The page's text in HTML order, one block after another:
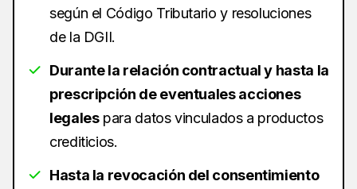
según el Código Tributario y resoluciones
de la DGII.
Durante la relación contractual y hasta la
prescripción de eventuales acciones
legalespara datos vinculados a productos
crediticios.
Hasta la revocación del consentimiento